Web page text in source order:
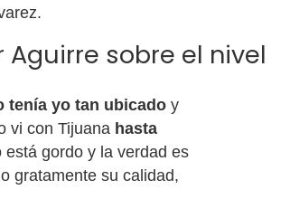
sobre el nivel
tenía yo tan ubicado y
vi con Tijuana hasta
está gordo y la verdad es
gratamente su calidad,